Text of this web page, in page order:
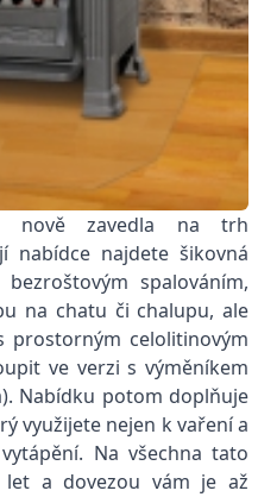
nově zavedla na trh
nabídce najdete šikovná
spalováním,
na chatu či chalupu, ale
prostorným celolitinovým
ve verzi s výměníkem
Nabídku potom doplňuje
využijete nejen k vaření a
Na všechna tato
a dovezou vám je až